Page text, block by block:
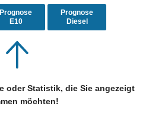
Prognose
E10
Prognose
Diesel
oder Statistik, die Sie angezeigt
möchten!